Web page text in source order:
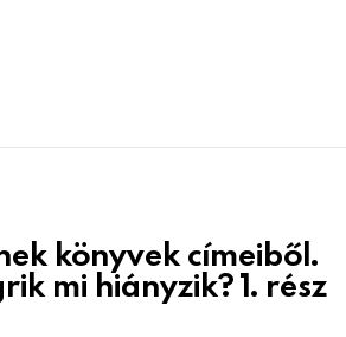
könyvek címeiből.
mi hiányzik? 1. rész